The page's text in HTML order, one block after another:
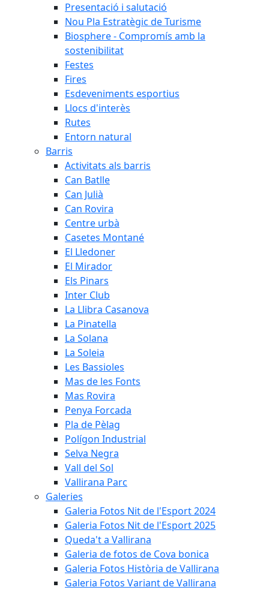
Presentació i salutació
Nou Pla Estratègic de Turisme
Biosphere - Compromís amb la
sostenibilitat
Festes
Fires
Esdeveniments esportius
Llocs d'interès
Rutes
Entorn natural
Barris
Activitats als barris
Can Batlle
Can Julià
Can Rovira
Centre urbà
Casetes Montané
El Lledoner
El Mirador
Els Pinars
Inter Club
La Llibra Casanova
La Pinatella
La Solana
La Soleia
Les Bassioles
Mas de les Fonts
Mas Rovira
Penya Forcada
Pla de Pèlag
Polígon Industrial
Selva Negra
Vall del Sol
Vallirana Parc
Galeries
Galeria Fotos Nit de l'Esport 2024
Galeria Fotos Nit de l'Esport 2025
Queda't a Vallirana
Galeria de fotos de Cova bonica
Galeria Fotos Història de Vallirana
Galeria Fotos Variant de Vallirana